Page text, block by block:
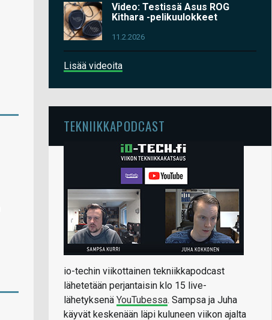
Video: Testissä Asus ROG
Kithara -pelikuulokkeet
11.2.2026
Lisää videoita
TEKNIIKKAPODCAST
io-techin viikottainen tekniikkapodcast
lähetetään perjantaisin klo 15 live-
lähetyksenä YouTubessa. Sampsa ja Juha
käyvät keskenään läpi kuluneen viikon ajalta